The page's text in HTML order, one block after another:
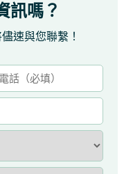
訊嗎？
速與您聯繫！